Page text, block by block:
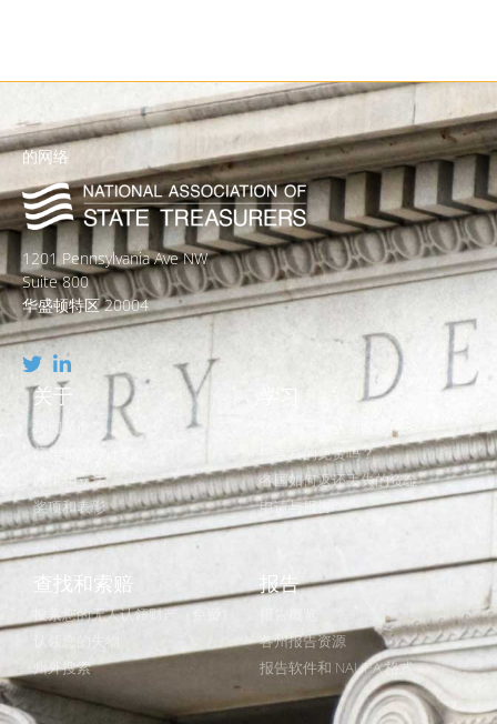
的网络
1201 Pennsylvania Ave NW
Suite 800
华盛顿特区 20004
关于
我们是谁
领导和战略计划
政策和立法
奖项和表彰
学习
什么是无人认领财产？
搜索真的免费吗？
各国如何返还丢失的资金
申请与报告
查找和索赔
搜索您的无人认领财产（免费）
认领您的失物
州外搜索
报告
各州报告资源
报告软件和 NAUPA 格式